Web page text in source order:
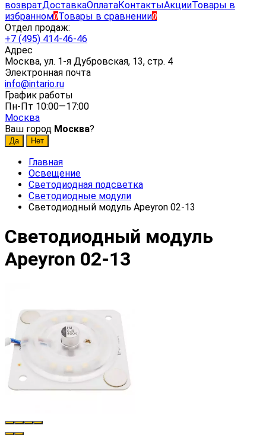
возвратДоставкаОплатаКонтактыАкцииТовары в
избранном0Товары в сравнении0
Отдел продаж:
+7 (495) 414-46-46
Адрес
Москва, ул. 1-я Дубровская, 13, стр. 4
Электронная почта
info@intario.ru
График работы
Пн-Пт 10:00—17:00
Москва
Ваш город Москва?
Главная
Освещение
Светодиодная подсветка
Светодиодные модули
Светодиодный модуль Apeyron 02-13
Светодиодный модуль
Apeyron 02-13